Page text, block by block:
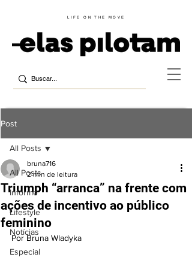
LIFE ON THE MOVE
Post
All Posts
Informe
Lifestyle
Notícias
Especial
All Posts
Triumph “arranca” na frente com
ações de incentivo ao público
feminino
bruna716
2 min de leitura
Por Bruna Wladyka